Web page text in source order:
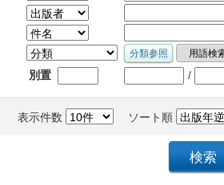
別置 /
表示件数 ソート順